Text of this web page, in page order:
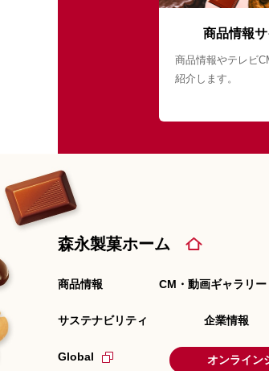
商品情報サ
商品情報やテレビ
紹介します。
森永製菓ホーム
商品情報 CM・動画ギャラリー
サステナビリティ 企業情報
Global オンライン